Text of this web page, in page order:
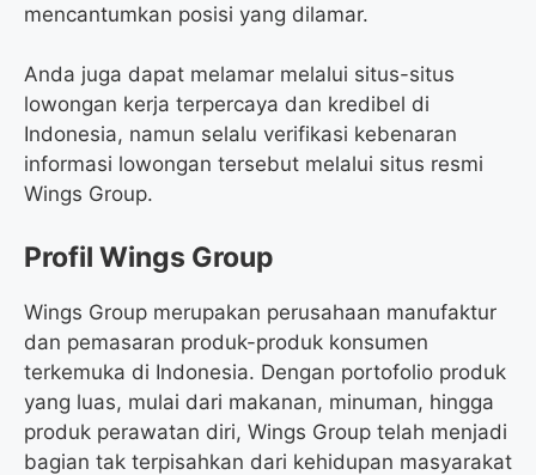
mencantumkan posisi yang dilamar.
Anda juga dapat melamar melalui situs-situs
lowongan kerja terpercaya dan kredibel di
Indonesia, namun selalu verifikasi kebenaran
informasi lowongan tersebut melalui situs resmi
Wings Group.
Profil Wings Group
Wings Group merupakan perusahaan manufaktur
dan pemasaran produk-produk konsumen
terkemuka di Indonesia. Dengan portofolio produk
yang luas, mulai dari makanan, minuman, hingga
produk perawatan diri, Wings Group telah menjadi
bagian tak terpisahkan dari kehidupan masyarakat